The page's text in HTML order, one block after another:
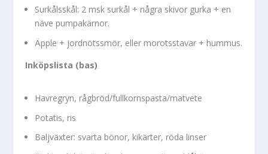
Surkålsskål: 2 msk surkål + några skivor gurka + en
näve pumpakärnor.
Äpple + jordnötssmör, eller morotsstavar + hummus.
Inköpslista (bas)
Havregryn, rågbröd/fullkornspasta/matvete
Potatis, ris
Baljväxter: svarta bönor, kikärter, röda linser